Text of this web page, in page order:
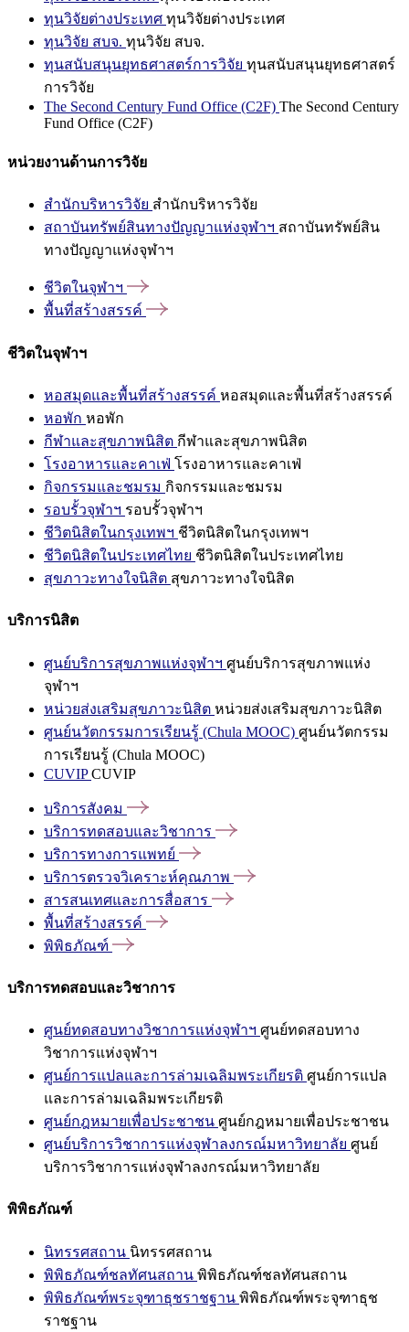
ทุนวิจัยต่างประเทศ ทุนวิจัยต่างประเทศ
ทุนวิจัย สบจ. ทุนวิจัย สบจ.
ทุนสนับสนุนยุทธศาสตร์การวิจัย ทุนสนับสนุนยุทธศาสตร์
การวิจัย
The Second Century Fund Office (C2F) The Second Century
Fund Office (C2F)
หน่วยงานด้านการวิจัย
สำนักบริหารวิจัย สำนักบริหารวิจัย
สถาบันทรัพย์สินทางปัญญาแห่งจุฬาฯ สถาบันทรัพย์สิน
ทางปัญญาแห่งจุฬาฯ
ชีวิตในจุฬาฯ
พื้นที่สร้างสรรค์
ชีวิตในจุฬาฯ
หอสมุดและพื้นที่สร้างสรรค์ หอสมุดและพื้นที่สร้างสรรค์
หอพัก หอพัก
กีฬาและสุขภาพนิสิต กีฬาและสุขภาพนิสิต
โรงอาหารและคาเฟ่ โรงอาหารและคาเฟ่
กิจกรรมและชมรม กิจกรรมและชมรม
รอบรั้วจุฬาฯ รอบรั้วจุฬาฯ
ชีวิตนิสิตในกรุงเทพฯ ชีวิตนิสิตในกรุงเทพฯ
ชีวิตนิสิตในประเทศไทย ชีวิตนิสิตในประเทศไทย
สุขภาวะทางใจนิสิต สุขภาวะทางใจนิสิต
บริการนิสิต
ศูนย์บริการสุขภาพแห่งจุฬาฯ ศูนย์บริการสุขภาพแห่ง
จุฬาฯ
หน่วยส่งเสริมสุขภาวะนิสิต หน่วยส่งเสริมสุขภาวะนิสิต
ศูนย์นวัตกรรมการเรียนรู้ (Chula MOOC) ศูนย์นวัตกรรม
การเรียนรู้ (Chula MOOC)
CUVIPCUVIP
บริการสังคม
บริการทดสอบและวิชาการ
บริการทางการแพทย์
บริการตรวจวิเคราะห์คุณภาพ
สารสนเทศและการสื่อสาร
พื้นที่สร้างสรรค์
พิพิธภัณฑ์
บริการทดสอบและวิชาการ
ศูนย์ทดสอบทางวิชาการแห่งจุฬาฯ ศูนย์ทดสอบทาง
วิชาการแห่งจุฬาฯ
ศูนย์การแปลและการล่ามเฉลิมพระเกียรติ ศูนย์การแปล
และการล่ามเฉลิมพระเกียรติ
ศูนย์กฎหมายเพื่อประชาชน ศูนย์กฎหมายเพื่อประชาชน
ศูนย์บริการวิชาการแห่งจุฬาลงกรณ์มหาวิทยาลัย ศูนย์
บริการวิชาการแห่งจุฬาลงกรณ์มหาวิทยาลัย
พิพิธภัณฑ์
นิทรรศสถาน นิทรรศสถาน
พิพิธภัณฑ์ชลทัศนสถาน พิพิธภัณฑ์ชลทัศนสถาน
พิพิธภัณฑ์พระจุฑาธุชราชฐาน พิพิธภัณฑ์พระจุฑาธุช
ราชฐาน